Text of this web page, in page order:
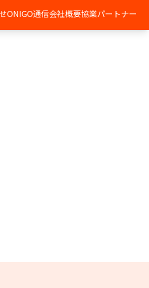
ONIGO通信会社概要協業パートナー